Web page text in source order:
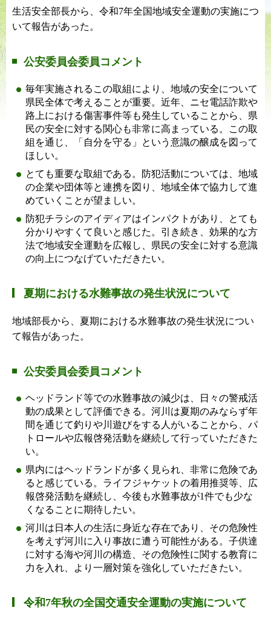
生活安全部長から、令和7年全国地域安全運動の実施につ
いて報告があった。
公安委員会委員コメント
毎年実施されるこの取組により、地域の安全について
県民全体で考えることが重要。近年、ニセ電話詐欺や
路上における傷害事件等も発生していることから、県
民の安全に対する関心も非常に高まっている。この取
組を通じ、「自分を守る」という意識の醸成を図って
ほしい。
とても重要な取組である。防犯活動については、地域
の企業や団体等と連携を図り、地域全体で協力して進
めていくことが望ましい。
防犯チラシのアイディアはインパクトがあり、とても
分かりやすくて良いと感じた。引き続き、効果的な方
法で地域安全運動を広報し、県民の安全に対する意識
の向上につなげていただきたい。
夏期における水難事故の発生状況について
地域部長から、夏期における水難事故の発生状況につい
て報告があった。
公安委員会委員コメント
ヘッドランド等での水難事故の減少は、日々の警戒活
動の成果として評価できる。河川は夏期のみならず年
間を通じて釣りや川遊びをする人がいることから、パ
トロールや広報啓発活動を継続して行っていただきた
い。
県内にはヘッドランドが多く見られ、非常に危険であ
ると感じている。ライフジャケットの着用推奨等、広
報啓発活動を継続し、今後も水難事故が1件でも少な
くなることに期待したい。
河川は日本人の生活に身近な存在であり、その危険性
を考えず河川に入り事故に遭う可能性がある。子供達
に対する海や河川の構造、その危険性に関する教育に
力を入れ、より一層対策を強化していただきたい。
令和7年秋の全国交通安全運動の実施について